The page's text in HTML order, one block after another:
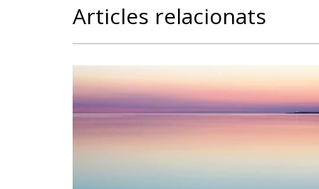
Articles relacionats